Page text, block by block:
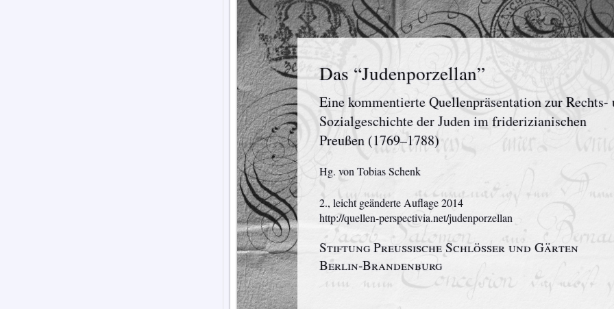
Das “Judenporzellan”
Eine kommentierte Quellenpräsentation zur Rechts-
Sozialgeschichte der Juden im friderizianischen
Preußen (1769–1788)
Hg. von Tobias Schenk
2., leicht geänderte Auflage2014
http://quellen-perspectivia.net/judenporzellan
Stiftung Preußische Schlösser und Gärten
Berlin‑Brandenburg